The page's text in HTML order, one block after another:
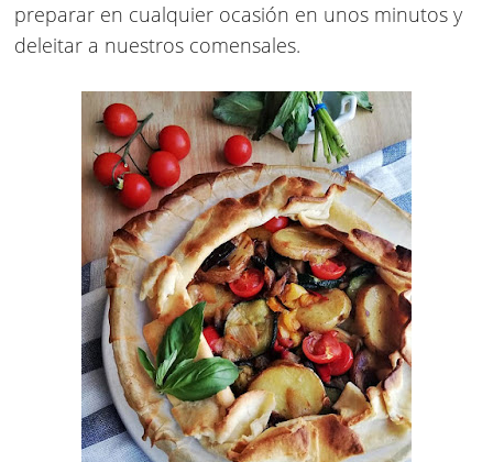
preparar en cualquier ocasión en unos minutos y
deleitar a nuestros comensales.